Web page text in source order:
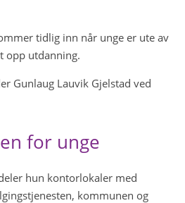
tidlig inn når unge er ute av
opp utdanning.
Gunlaug Lauvik Gjelstad ved
for unge
hun kontorlokaler med
kommunen og